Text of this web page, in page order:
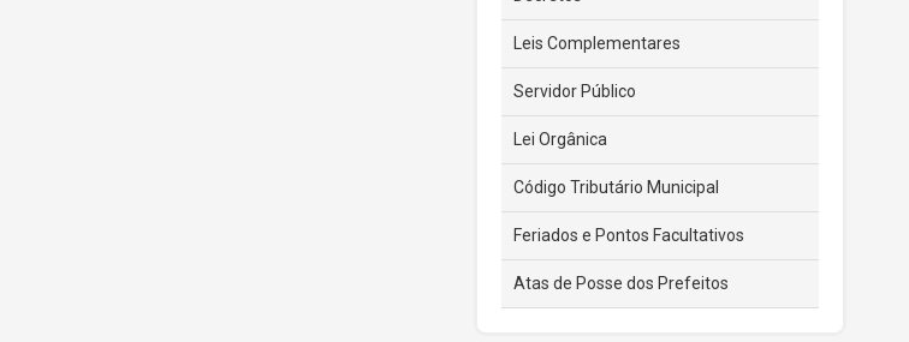
Leis Complementares
Servidor Público
Lei Orgânica
Código Tributário Municipal
Feriados e Pontos Facultativos
Atas de Posse dos Prefeitos